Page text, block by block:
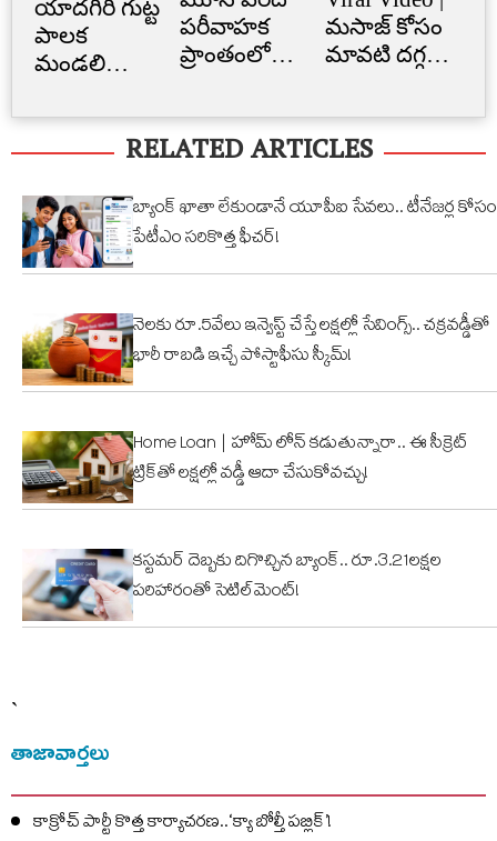
యాదగిరి గుట్ట
పాలక
మండలి
స్వీకారం
పరీవాహక
ప్రాంతంలో
నిర్మాణం..
నార్సింగిలో
స్కూల్‌
భవనం
కూల్చివేత
మసాజ్ కోసం
మావటి దగ్గర
ఏనుగు..
క్యూట్
వీడియో
వైరల్!
RELATED ARTICLES
బ్యాంక్ ఖాతా లేకుండానే యూపీఐ సేవలు.. టీనేజర్ల కోసం
పేటీఎం సరికొత్త ఫీచర్!
నెలకు రూ.5వేలు ఇన్వెస్ట్ చేస్తే లక్షల్లో సేవింగ్స్.. చక్రవడ్డీతో
భారీ రాబడి ఇచ్చే పోస్టాఫీసు స్కీమ్!
Home Loan | హోమ్ లోన్ కడుతున్నారా.. ఈ సీక్రెట్
ట్రిక్‌తో లక్షల్లో వడ్డీ ఆదా చేసుకోవచ్చు!
కస్టమర్ దెబ్బకు దిగొచ్చిన బ్యాంక్.. రూ.3.21లక్షల
పరిహారంతో సెటిల్‌మెంట్!
`
తాజావార్తలు
కాక్రోచ్ పార్టీ కొత్త కార్యాచరణ..‘క్యా బోల్తీ పబ్లిక్’!